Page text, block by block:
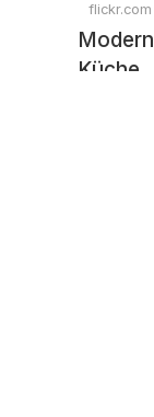
flickr.com
Küche